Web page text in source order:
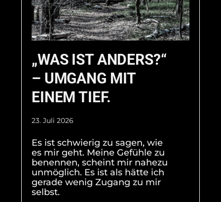
„WAS IST ANDERS?“
– UMGANG MIT
EINEM TIEF.
23. Juli 2026
Es ist schwierig zu sagen, wie
es mir geht. Meine Gefühle zu
benennen, scheint mir nahezu
unmöglich. Es ist als hätte ich
gerade wenig Zugang zu mir
selbst.